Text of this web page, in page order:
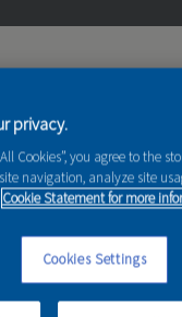
Tejkalová
privacy.
Cookies”, you agree to the
navigation, analyze site
Cookie Statement for more
Cookies Settings